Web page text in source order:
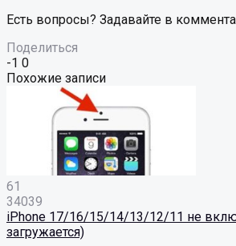
Есть вопросы? Задавайте в
Поделиться
-1 0
Похожие записи
61
34039
iPhone 17/16/15/14/13/12/11 не
загружается)